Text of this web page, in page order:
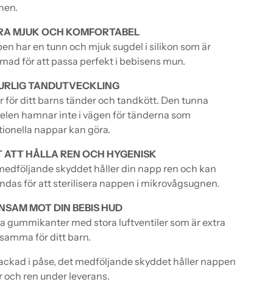
MJUK OCH KOMFORTABEL
har en tunn och mjuk sugdel i silikon som är
för att passa perfekt i bebisens mun.
TANDUTVECKLING
för ditt barns tänder och tandkött. Den tunna
hamnar inte i vägen för tänderna som
nappar kan göra.
ATT HÅLLA REN OCH HYGENISK
skyddet håller din napp ren och kan
för att sterilisera nappen i mikrovågsugnen.
MOT DIN BEBIS HUD
gummikanter med stora luftventiler som är extra
för ditt barn.
i påse, det medföljande skyddet håller nappen
och ren under leverans.